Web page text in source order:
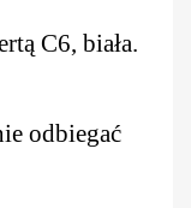
C6, biała.
odbiegać